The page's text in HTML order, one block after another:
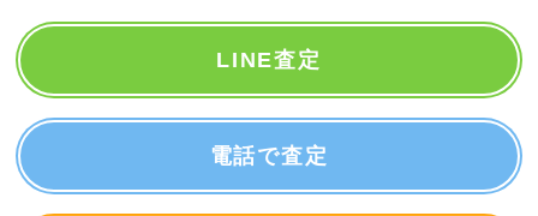
LINE査定
電話で査定